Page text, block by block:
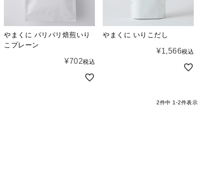
やまくに パリパリ焙煎いり
こプレーン
¥702税込
やまくに いりこだし
¥1,566税込
2件中 1 -2件表示